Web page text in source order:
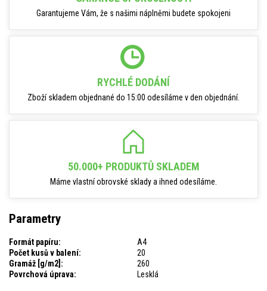
Garantujeme Vám, že s našimi náplněmi budete spokojeni
RYCHLÉ DODÁNÍ
Zboží skladem objednané do 15:00 odesíláme v den objednání.
50.000+ PRODUKTŮ SKLADEM
Máme vlastní obrovské sklady a ihned odesíláme.
Parametry
Formát papíru:
A4
Počet kusů v balení:
20
Gramáž [g/m2]:
260
Povrchová úprava:
Lesklá